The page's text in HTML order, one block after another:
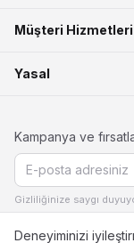
Müşteri Hizmetleri
Yasal
Kampanya ve
Gizliliğinize saygı
Deneyiminizi